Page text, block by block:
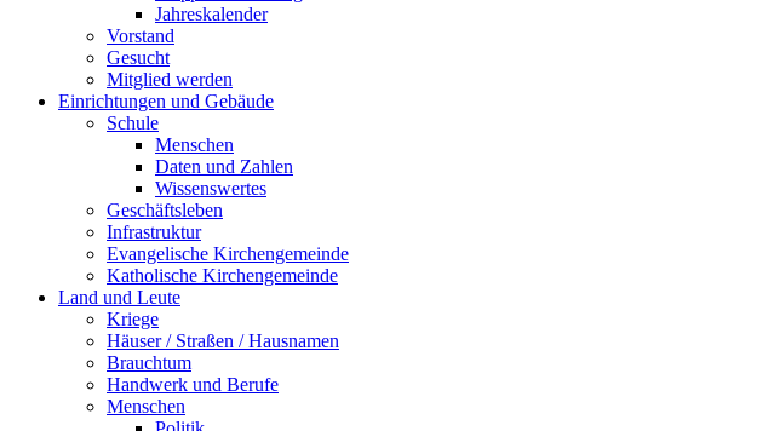
Jahreskalender
Vorstand
Gesucht
Mitglied werden
Einrichtungen und Gebäude
Schule
Menschen
Daten und Zahlen
Wissenswertes
Geschäftsleben
Infrastruktur
Evangelische Kirchengemeinde
Katholische Kirchengemeinde
Land und Leute
Kriege
Häuser / Straßen / Hausnamen
Brauchtum
Handwerk und Berufe
Menschen